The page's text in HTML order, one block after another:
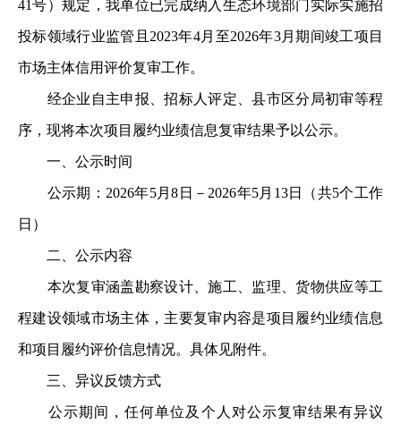
41号）规定，我单位已完成纳入生态环境部门实际实施招
投标领域行业监管且2023年4月至2026年3月期间竣工项目
市场主体信用评价复审工作。
经企业自主申报、招标人评定、县市区分局初审等程
序，现将本次项目履约业绩信息复审结果予以公示。
一、公示时间
公示期：2026年5月8日－2026年5月13日（共5个工作
日）
二、公示内容
本次复审涵盖勘察设计、施工、监理、货物供应等工
程建设领域市场主体，主要复审内容是项目履约业绩信息
和项目履约评价信息情况。具体见附件。
三、异议反馈方式
公示期间，任何单位及个人对公示复审结果有异议